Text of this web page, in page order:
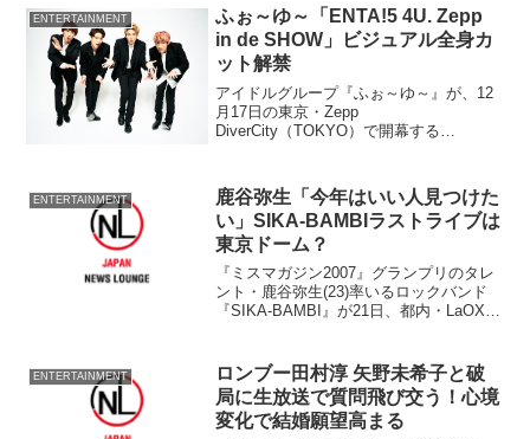
しのようこ(44)とのゴールデンコンビ復活
に、...
ENTERTAINMENT
ふぉ～ゆ～「ENTA!5 4U. Zepp
in de SHOW」ビジュアル全身カ
ット解禁
アイドルグループ『ふぉ～ゆ～』が、12
月17日の東京・Zepp
DiverCity（TOKYO）で開幕する
た。12月28日まで大阪・名古屋のZ...
ENTERTAINMENT
鹿谷弥生「今年はいい人見つけた
い」SIKA-BAMBIラストライブは
東京ドーム？
『ミスマガジン2007』グランプリのタレ
ント・鹿谷弥生(23)率いるロックバンド
『SIKA-BAMBI』が21日、都内・LaOX
トを開催。鹿谷は「今年...
ENTERTAINMENT
ロンブー田村淳 矢野未希子と破
局に生放送で質問飛び交う！心境
変化で結婚願望高まる